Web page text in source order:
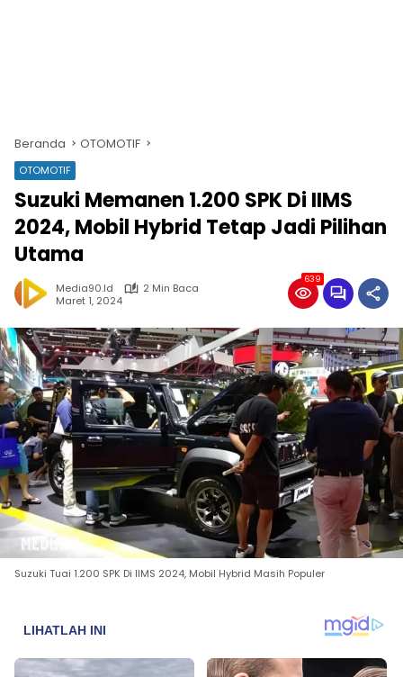
Beranda OTOMOTIF
OTOMOTIF
Suzuki Memanen 1.200 SPK Di IIMS
2024, Mobil Hybrid Tetap Jadi Pilihan
Utama
Media90.id
2 Min Baca
Maret 1, 2024
639
Suzuki Tuai 1.200 SPK Di IIMS 2024, Mobil Hybrid Masih Populer